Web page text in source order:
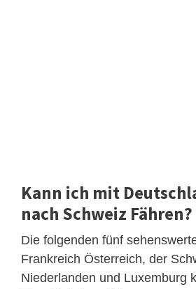
Kann ich mit
nach Schweiz Fähren?
Die folgenden fünf
Frankreich Österreich, der
Niederlanden und Luxemburg